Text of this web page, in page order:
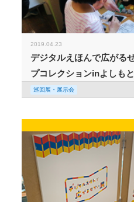
2019.04.23
デジタルえほんで広がる
プコレクションinよしもと
巡回展・展示会